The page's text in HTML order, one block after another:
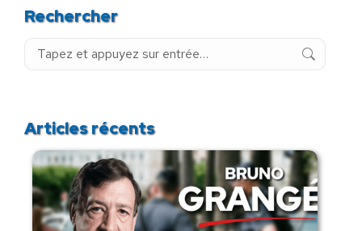
Rechercher
Recherche
Articles récents